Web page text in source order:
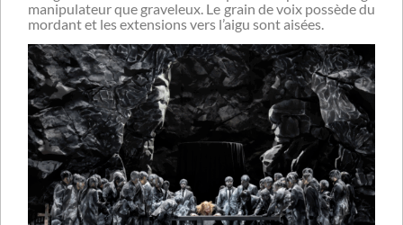
manipulateur que graveleux. Le grain de voix possède du
mordant et les extensions vers l’aigu sont aisées.